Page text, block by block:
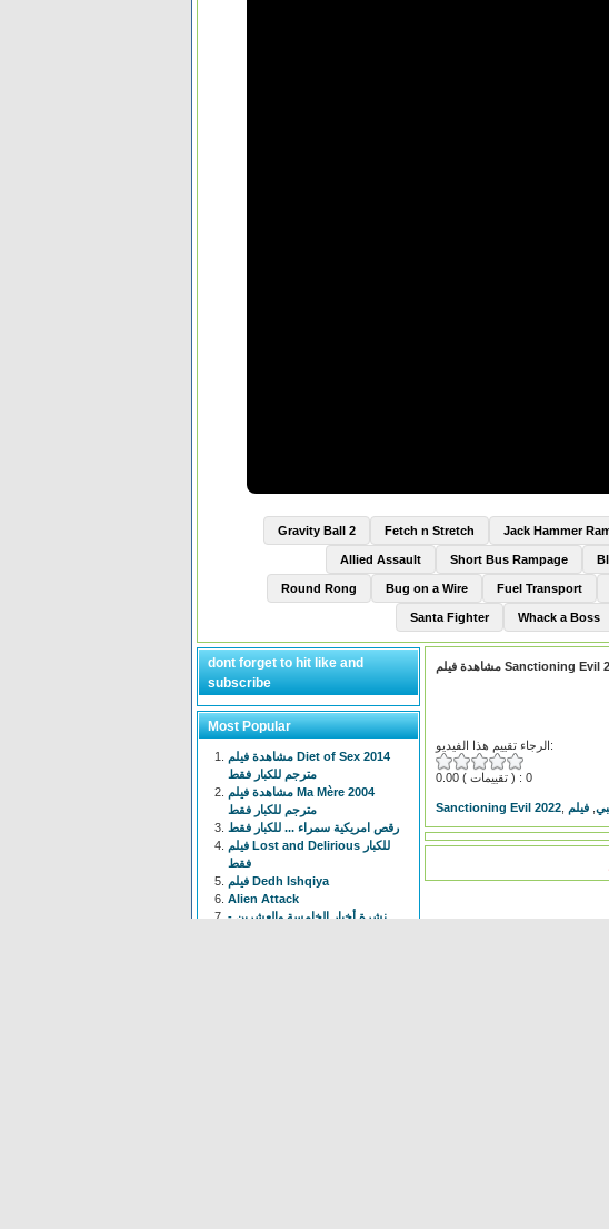
Jack Hammer
Fetch n Stretch
Gravity Ball 2
Short Bus Rampage
Allied Assault
Fuel Transport
Bug on a Wire
Round Rong
Whack a Boss
Santa Fighter
الرجاء تقييم هذا الفيديو:
0.00 ( تقييمات ) : 0
Sanctioning Evil 2022
dont forget to hit like and
subscribe
Most Popular
مشاهدة فيلم Diet of Sex 2014
مترجم للكبار فقط
مشاهدة فيلم Ma Mère 2004
مترجم للكبار فقط
رقص امريكية سمراء ... للكبار فقط
فيلم Lost and Delirious للكبار
فقط
فيلم Dedh Ishqiya
Alien Attack
نشرة أخبار الخامسة والعشرين -